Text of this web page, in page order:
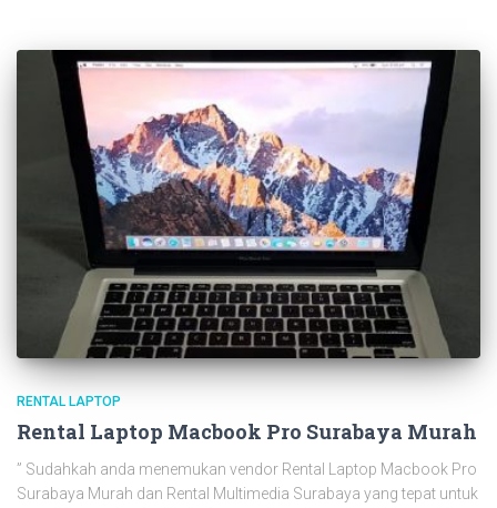
RENTAL LAPTOP
Rental Laptop Macbook Pro Surabaya Murah
” Sudahkah anda menemukan vendor Rental Laptop Macbook Pro
Surabaya Murah dan Rental Multimedia Surabaya yang tepat untuk